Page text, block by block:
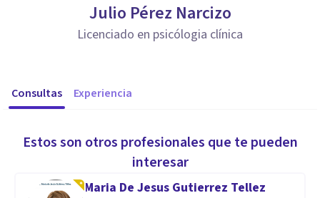
Julio Pérez Narcizo
Licenciado en psicólogia clínica
Consultas Experiencia
Estos son otros profesionales que te pueden
interesar
Maria De Jesus Gutierrez Tellez